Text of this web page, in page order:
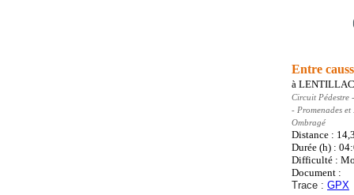
Entre
à
Circuit Pédestre
- Promenades et
Ombragé
Distance :
Durée (h) :
Difficulté :
Document :
Trace : GPX